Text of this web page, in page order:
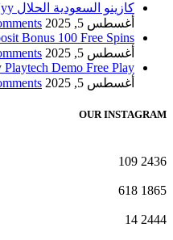
كازينو السعودية الحلال Yyy
أغسطس 5, 2025
Bonus 100 Free Spins
أغسطس 5, 2025
Demo Free Play
أغسطس 5, 2025
OUR INSTAGRAM
2436
109
1865
618
2444
14